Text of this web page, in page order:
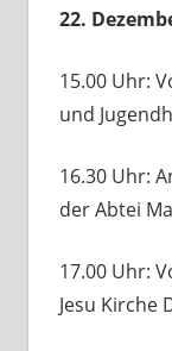
22.
15.00 Uhr:
und
16.30 Uhr:
der Abtei
17.00 Uhr:
Jesu Kirche